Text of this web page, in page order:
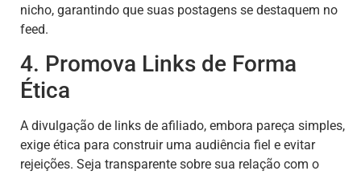
nicho, garantindo que suas postagens se destaquem no
feed.
4. Promova Links de Forma
Ética
A divulgação de links de afiliado, embora pareça simples,
exige ética para construir uma audiência fiel e evitar
rejeições. Seja transparente sobre sua relação com o